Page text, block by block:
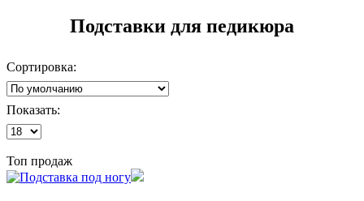
Подставки для педикюра
Сортировка:
Показать:
Топ продаж